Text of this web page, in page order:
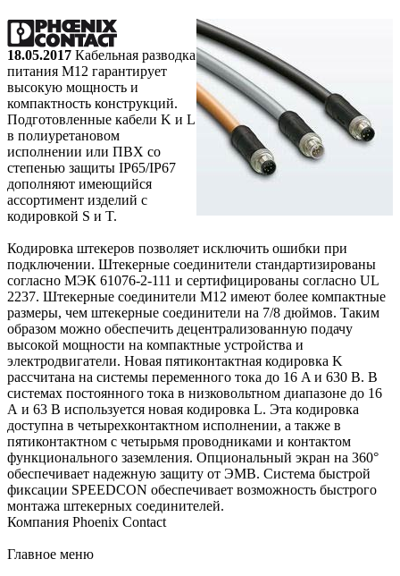
18.05.2017 Кабельная разводка
питания M12 гарантирует
высокую мощность и
компактность конструкций.
Подготовленные кабели K и L
в полиуретановом
исполнении или ПВХ со
степенью защиты IP65/IP67
дополняют имеющийся
ассортимент изделий с
кодировкой S и T.
Кодировка штекеров позволяет исключить ошибки при
подключении. Штекерные соединители стандартизированы
согласно МЭК 61076-2-111 и сертифицированы согласно UL
2237. Штекерные соединители M12 имеют более компактные
размеры, чем штекерные соединители на 7/8 дюймов. Таким
образом можно обеспечить децентрализованную подачу
высокой мощности на компактные устройства и
электродвигатели. Новая пятиконтактная кодировка K
рассчитана на системы переменного тока до 16 A и 630 В. В
системах постоянного тока в низковольтном диапазоне до 16
А и 63 В используется новая кодировка L. Эта кодировка
доступна в четырехконтактном исполнении, а также в
пятиконтактном с четырьмя проводниками и контактом
функционального заземления. Опциональный экран на 360°
обеспечивает надежную защиту от ЭМВ. Система быстрой
фиксации SPEEDCON обеспечивает возможность быстрого
монтажа штекерных соединителей.
Компания Phoenix Contact
Главное меню